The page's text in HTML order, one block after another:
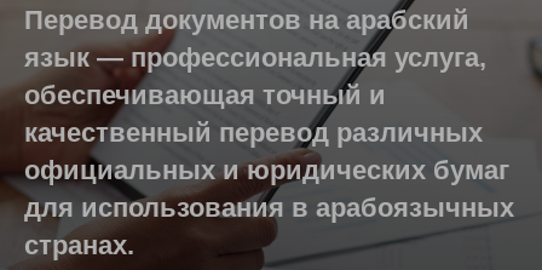
Перевод документов на арабский
язык — профессиональная услуга,
обеспечивающая точный и
качественный перевод различных
официальных и юридических бумаг
для использования в арабоязычных
странах.